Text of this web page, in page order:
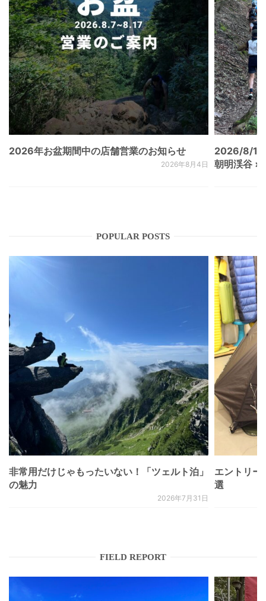
2026年お盆期間中の店舗営業のお知らせ
2026年8月4日
2026/8/
朝明渓谷 ×
POPULAR POSTS
非常用だけじゃもったいない！「ツェルト泊」
の魅力
2026年7月31日
エントリー
選
FIELD REPORT